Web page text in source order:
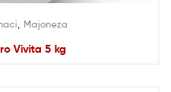
Majoneza
Vivita 5 kg